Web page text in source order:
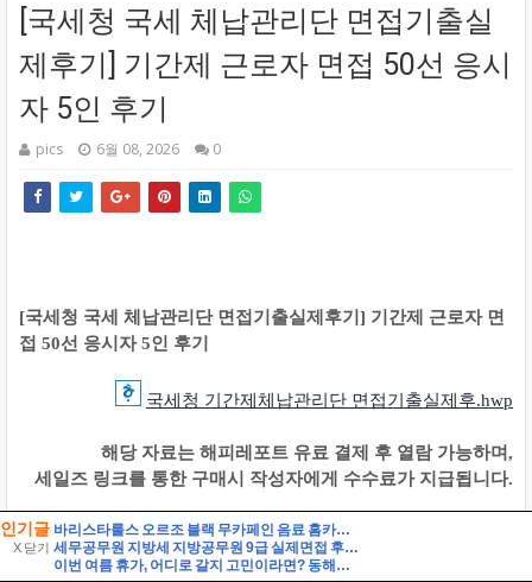
인기글
X 닫기
바리스타룰스 오르조 블랙 무카페인 음료 홈카페 활용 및 솔직 시음 후기
세무공무원 지방세 지방공무원 9급 실제면접 후기] 지방세 9급 지방공무원 면접 (지방공무원 9급 지방세 실제 수험자 8인의 생생한 면접 후기)
이번 여름 휴가, 어디로 갈지 고민이라면? 동해안 해수욕장 개폐장 일정 지금 바로 확인해 보세요!